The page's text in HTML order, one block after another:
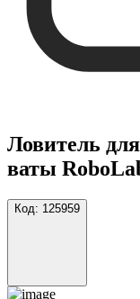
Ловитель
ваты
Код: 125959